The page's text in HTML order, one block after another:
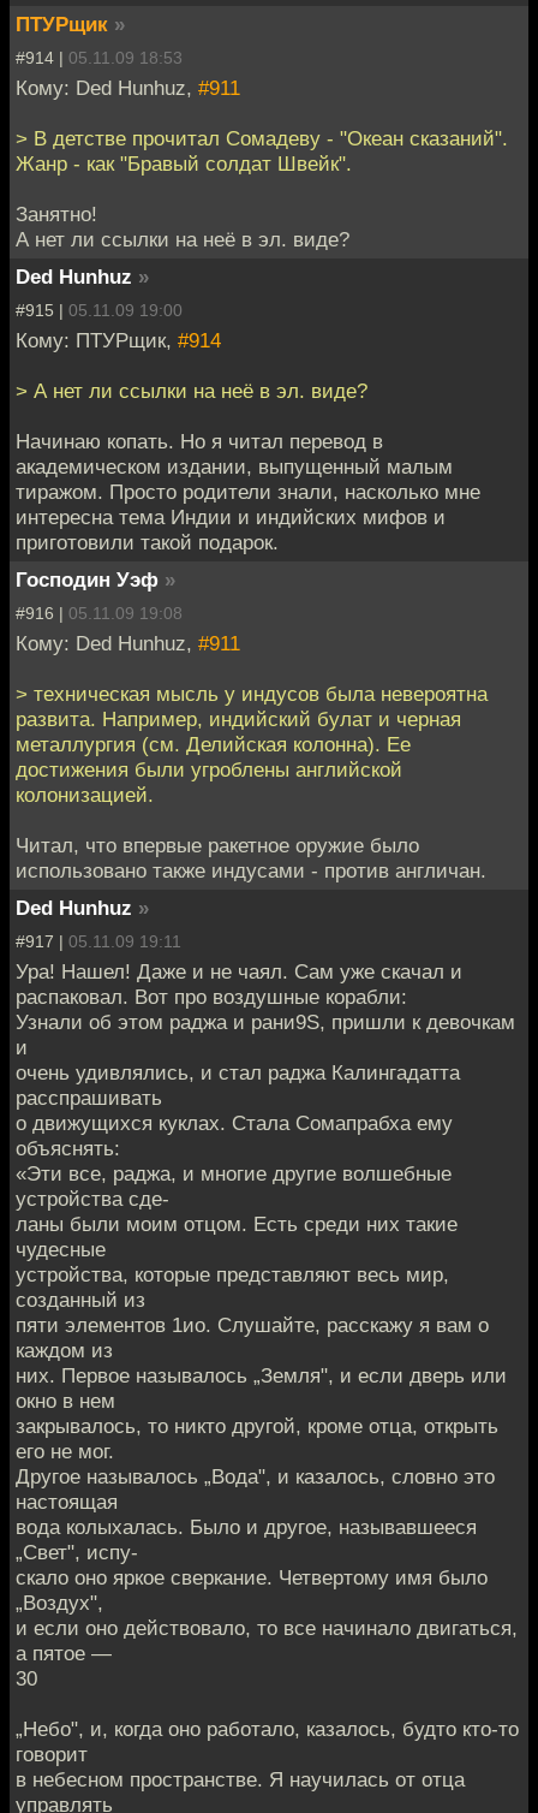
ПТУРщик »
#914 | 05.11.09 18:53
Кому: Ded Hunhuz, #911
> В детстве прочитал Сомадеву - "Океан сказаний".
Жанр - как "Бравый солдат Швейк".
Занятно!
А нет ли ссылки на неё в эл. виде?
Ded Hunhuz »
#915 | 05.11.09 19:00
Кому: ПТУРщик, #914
> А нет ли ссылки на неё в эл. виде?
Начинаю копать. Но я читал перевод в
академическом издании, выпущенный малым
тиражом. Просто родители знали, насколько мне
интересна тема Индии и индийских мифов и
приготовили такой подарок.
Господин Уэф »
#916 | 05.11.09 19:08
Кому: Ded Hunhuz, #911
> техническая мысль у индусов была невероятна
развита. Например, индийский булат и черная
металлургия (см. Делийская колонна). Ее
достижения были угроблены английской
колонизацией.
Читал, что впервые ракетное оружие было
использовано также индусами - против англичан.
Ded Hunhuz »
#917 | 05.11.09 19:11
Ура! Нашел! Даже и не чаял. Сам уже скачал и
распаковал. Вот про воздушные корабли:
Узнали об этом раджа и рани9S, пришли к девочкам
и
очень удивлялись, и стал раджа Калингадатта
расспрашивать
о движущихся куклах. Стала Сомапрабха ему
объяснять:
«Эти все, раджа, и многие другие волшебные
устройства сде-
ланы были моим отцом. Есть среди них такие
чудесные
устройства, которые представляют весь мир,
созданный из
пяти элементов 1ио. Слушайте, расскажу я вам о
каждом из
них. Первое называлось „Земля", и если дверь или
окно в нем
закрывалось, то никто другой, кроме отца, открыть
его не мог.
Другое называлось „Вода", и казалось, словно это
настоящая
вода колыхалась. Было и другое, называвшееся
„Свет", испу-
скало оно яркое сверкание. Четвертому имя было
„Воздух",
и если оно действовало, то все начинало двигаться,
а пятое —
30
„Небо", и, когда оно работало, казалось, будто кто-то
говорит
в небесном пространстве. Я научилась от отца
управлять